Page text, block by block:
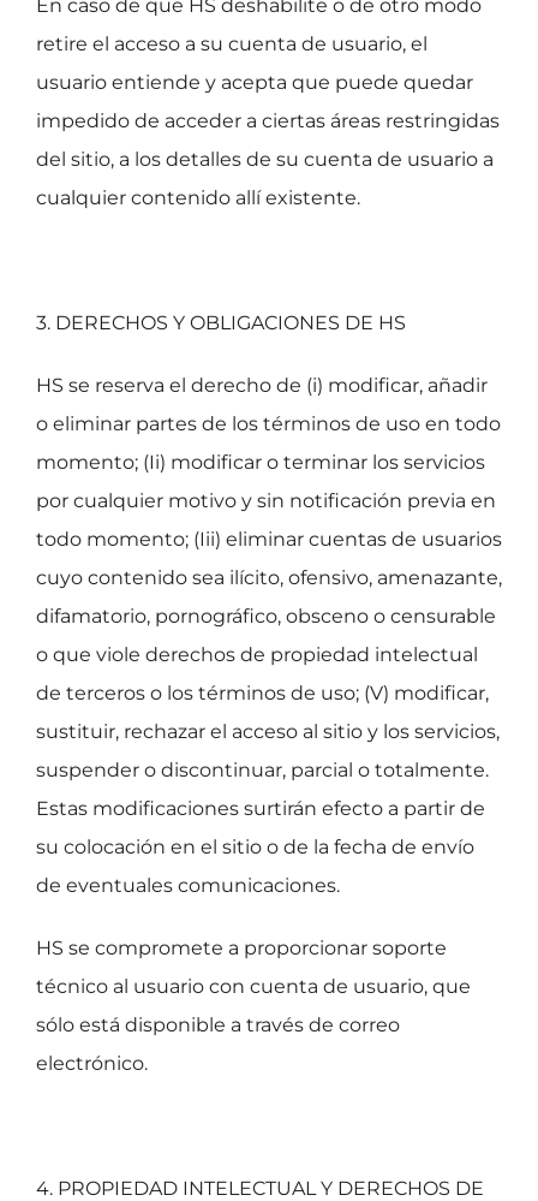
En caso de que HS deshabilite o de otro modo
retire el acceso a su cuenta de usuario, el
usuario entiende y acepta que puede quedar
impedido de acceder a ciertas áreas restringidas
del sitio, a los detalles de su cuenta de usuario a
cualquier contenido allí existente.
3. DERECHOS Y OBLIGACIONES DE HS
HS se reserva el derecho de (i) modificar, añadir
o eliminar partes de los términos de uso en todo
momento; (Ii) modificar o terminar los servicios
por cualquier motivo y sin notificación previa en
todo momento; (Iii) eliminar cuentas de usuarios
cuyo contenido sea ilícito, ofensivo, amenazante,
difamatorio, pornográfico, obsceno o censurable
o que viole derechos de propiedad intelectual
de terceros o los términos de uso; (V) modificar,
sustituir, rechazar el acceso al sitio y los servicios,
suspender o discontinuar, parcial o totalmente.
Estas modificaciones surtirán efecto a partir de
su colocación en el sitio o de la fecha de envío
de eventuales comunicaciones.
HS se compromete a proporcionar soporte
técnico al usuario con cuenta de usuario, que
sólo está disponible a través de correo
electrónico.
4. PROPIEDAD INTELECTUAL Y DERECHOS DE